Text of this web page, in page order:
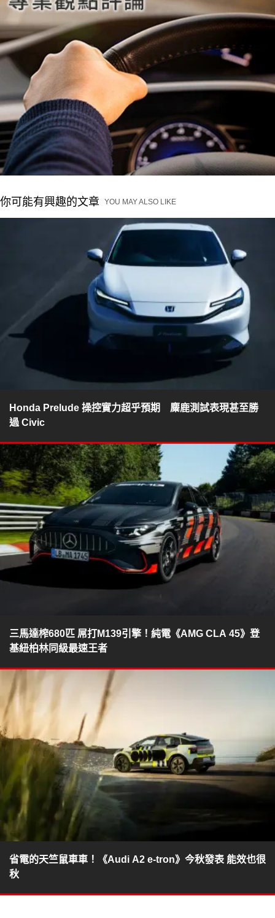
你可能有興趣的文章 YOU MAY ALSO LIKE
Honda Prelude 操控實力超乎預期 麋鹿測試表現甚至勝
過 Civic
三馬達榨680匹 屌打M139引擎！純電《AMG CLA 45》登
基紐柏林同級最速王者
省電的天竺鼠車車！《Audi A2 e-tron》今秋發表 能效也很
秋